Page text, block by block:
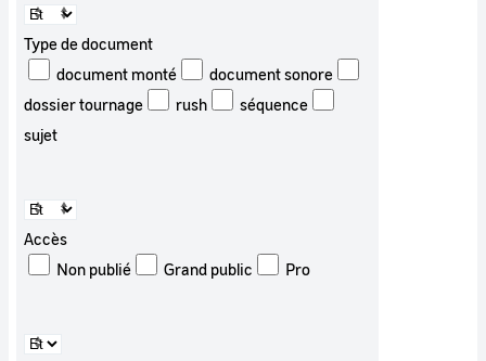
Type de document
document monté
document sonore
dossier tournage
rush
séquence
sujet
Accès
Non publié
Grand public Pro